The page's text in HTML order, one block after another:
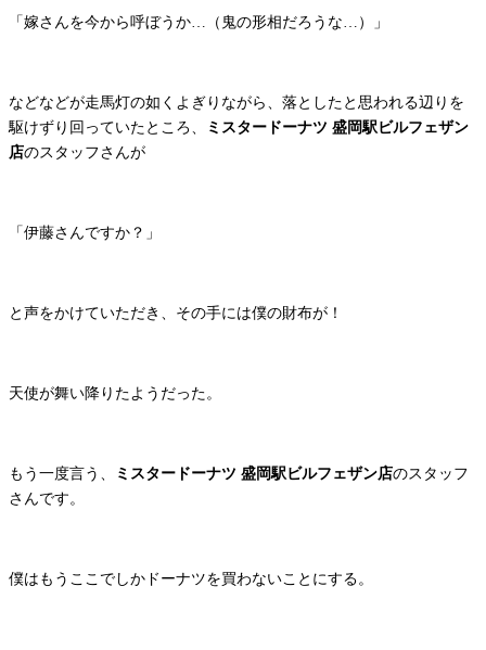
「嫁さんを今から呼ぼうか…（鬼の形相だろうな…）」
などなどが走馬灯の如くよぎりながら、落としたと思われる辺りを
駆けずり回っていたところ、
ミスタードーナツ 盛岡駅ビルフェザン
店のスタッフさんが
「伊藤さんですか？」
と声をかけていただき、その手には僕の財布が！
天使が舞い降りたようだった。
もう一度言う、 ミスタードーナツ 盛岡駅ビルフェザン店のスタッフ
さんです。
僕はもうここでしかドーナツを買わないことにする。